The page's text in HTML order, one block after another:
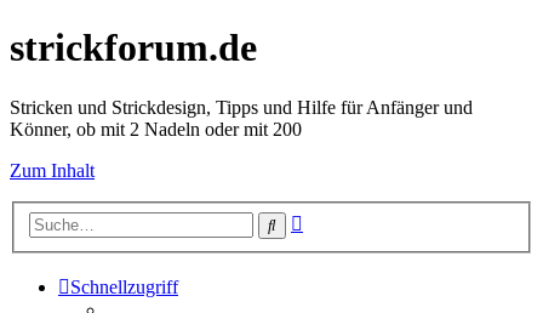
strickforum.de
Stricken und Strickdesign, Tipps und Hilfe für Anfänger und
Könner, ob mit 2 Nadeln oder mit 200
Zum Inhalt
Suche
Schnellzugriff